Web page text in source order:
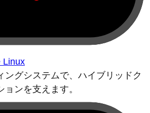
Linux
ングシステムで、ハイブリッドク
ンを支えます。